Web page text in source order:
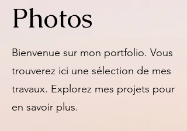
Photos
Bienvenue sur mon portfolio. Vous
trouverez ici une sélection de mes
travaux. Explorez mes projets pour
en savoir plus.